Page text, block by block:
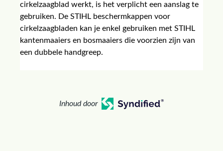
cirkelzaagblad werkt, is het verplicht een aanslag te
gebruiken. De STIHL beschermkappen voor
cirkelzaagbladen kan je enkel gebruiken met STIHL
kantenmaaiers en bosmaaiers die voorzien zijn van
een dubbele handgreep.
Inhoud door